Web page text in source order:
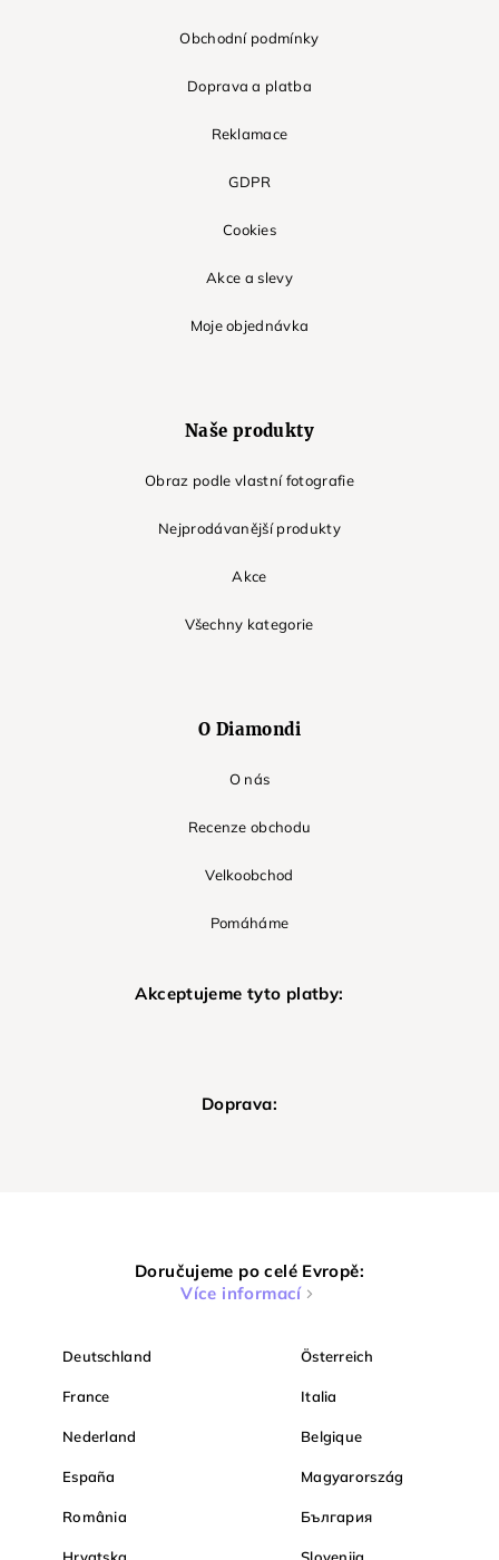
Obchodní podmínky
Doprava a platba
Reklamace
GDPR
Cookies
Akce a slevy
Moje objednávka
Naše produkty
Obraz podle vlastní fotografie
Nejprodávanější produkty
Akce
Všechny kategorie
O Diamondi
O nás
Recenze obchodu
Velkoobchod
Pomáháme
Akceptujeme tyto platby:
Doprava:
Doručujeme po celé Evropě:
Více informací
Deutschland Österreich
France Italia
Nederland Belgique
España Magyarország
România България
Hrvatska Slovenija